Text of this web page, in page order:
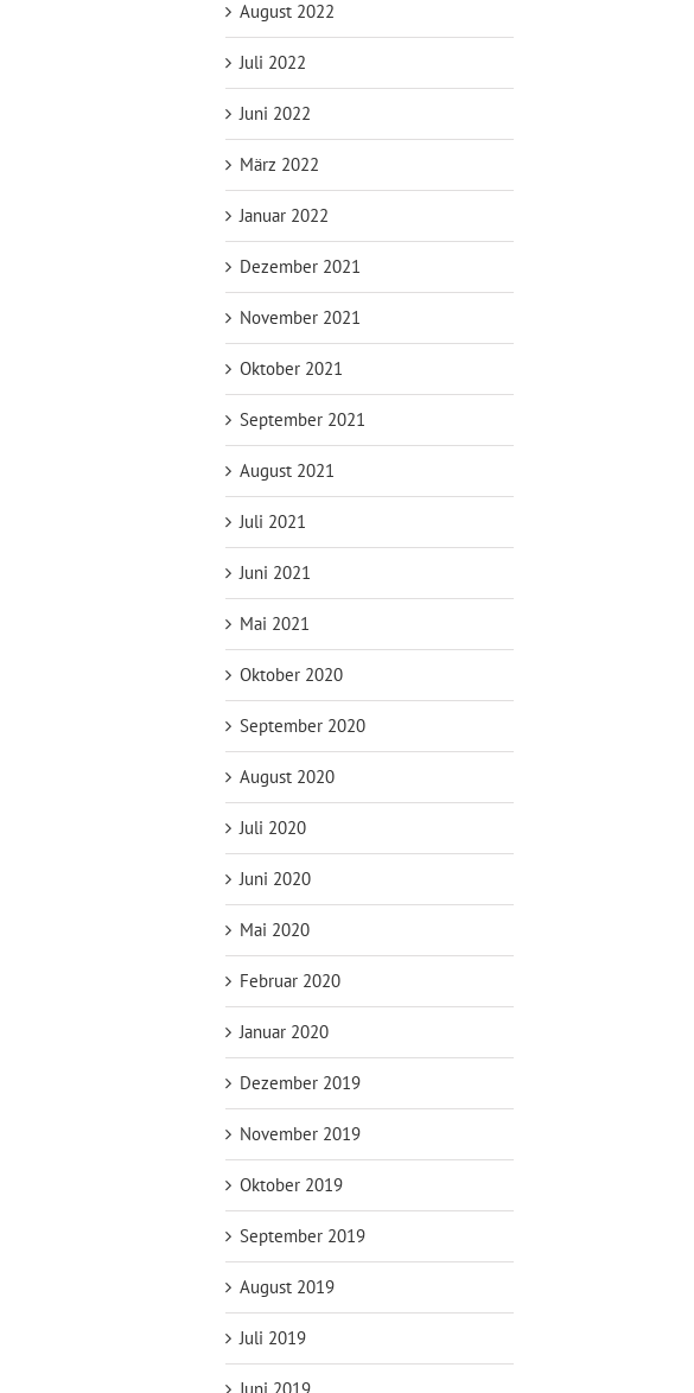
August 2022
Juli 2022
Juni 2022
März 2022
Januar 2022
Dezember 2021
November 2021
Oktober 2021
September 2021
August 2021
Juli 2021
Juni 2021
Mai 2021
Oktober 2020
September 2020
August 2020
Juli 2020
Juni 2020
Mai 2020
Februar 2020
Januar 2020
Dezember 2019
November 2019
Oktober 2019
September 2019
August 2019
Juli 2019
Juni 2019